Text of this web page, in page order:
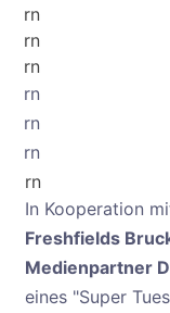
rn
rn
rn
rn
rn
rn
rn
In Kooperation
Freshfields
Medienpartner
eines "Super